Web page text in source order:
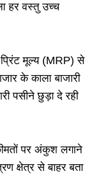
हर वस्तु उच्च
मूल्य (MRP) से
के काला बाजारी
पसीने छुड़ा दे रही
पर अंकुश लगाने
क्षेत्र से बाहर बता